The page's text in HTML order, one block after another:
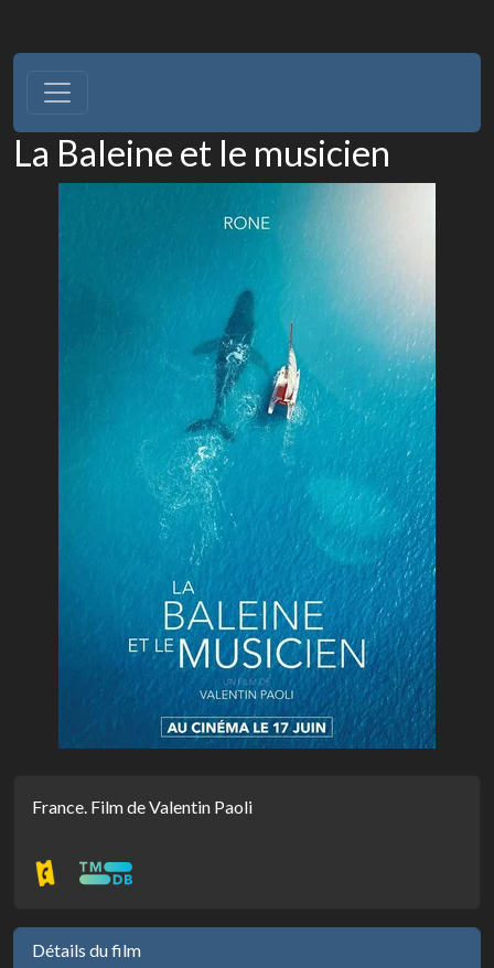
La Baleine et le musicien
France. Film de Valentin Paoli
Détails du film